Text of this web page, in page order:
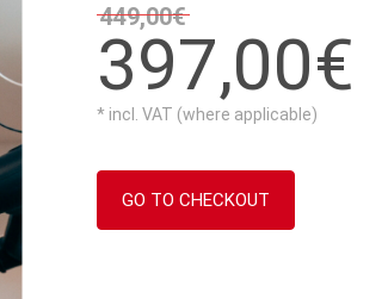
449,00€
397,00€
* incl. VAT (where applicable)
GO TO CHECKOUT